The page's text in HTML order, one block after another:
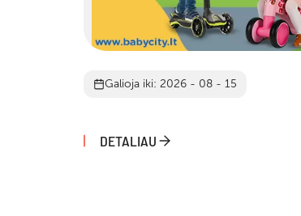
Galioja iki: 2026 - 08 - 15
DETALIAU